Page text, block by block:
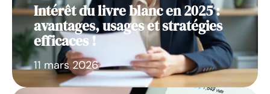
Intérêt du livre blanc en 2025 :
avantages, usages et stratégies
efficaces !
11 mars 2026